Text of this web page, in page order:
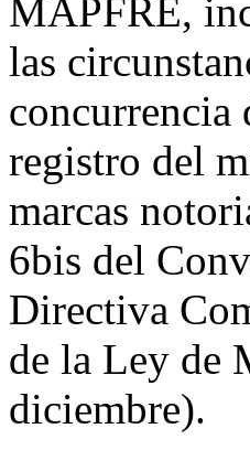
MAPFRE,
las
concurrencia
registro del
marcas
6bis del
Directiva
de la Ley de
diciembre).